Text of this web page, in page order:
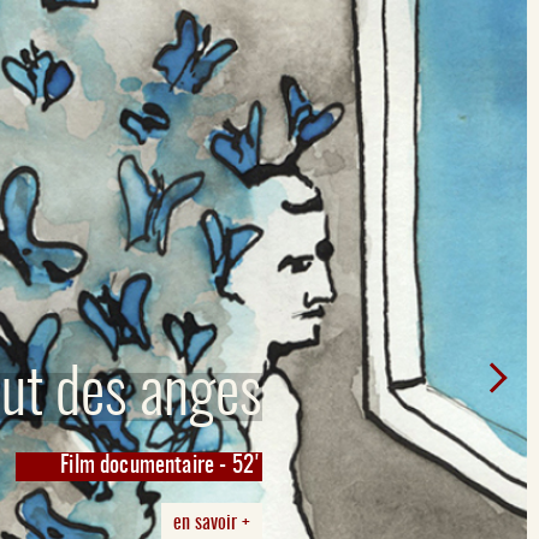
des anges
Film documentaire - 52'
en savoir +